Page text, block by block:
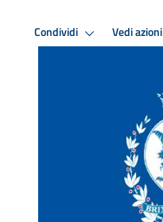
Condividi Vedi azioni